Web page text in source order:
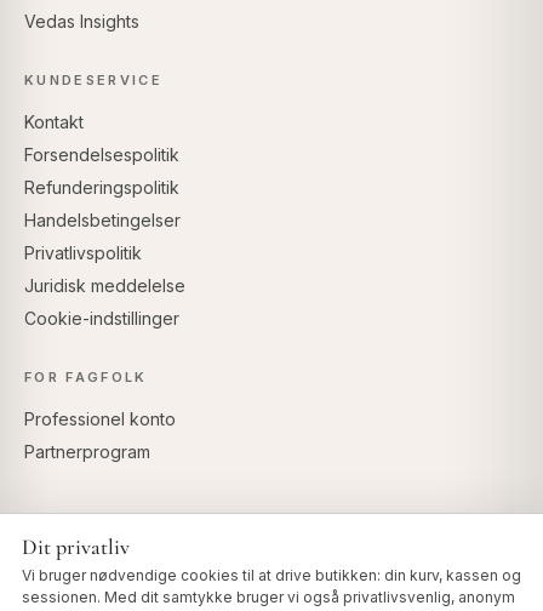
Vedas Insights
KUNDESERVICE
Kontakt
Forsendelsespolitik
Refunderingspolitik
Handelsbetingelser
Privatlivspolitik
Juridisk meddelelse
Cookie-indstillinger
FOR FAGFOLK
Professionel konto
Partnerprogram
Dit privatliv
Vi bruger nødvendige cookies til at drive butikken: din kurv, kassen og
sessionen. Med dit samtykke bruger vi også privatlivsvenlig, anonym